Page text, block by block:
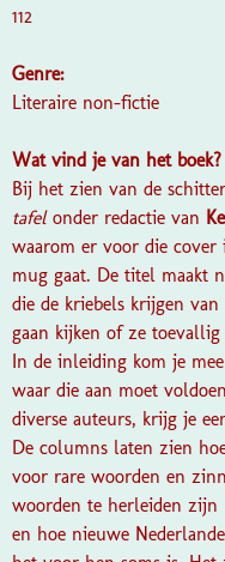
112
Genre:
Literaire non-fictie
Wat vind je van het boek?
Bij het zien van de
tafel onder redactie van
waarom er voor die cover
mug gaat. De titel maakt
die de kriebels krijgen
gaan kijken of ze
In de inleiding kom je
waar die aan moet
diverse auteurs, krijg je
De columns laten zien
voor rare woorden en
woorden te herleiden zijn
en hoe nieuwe